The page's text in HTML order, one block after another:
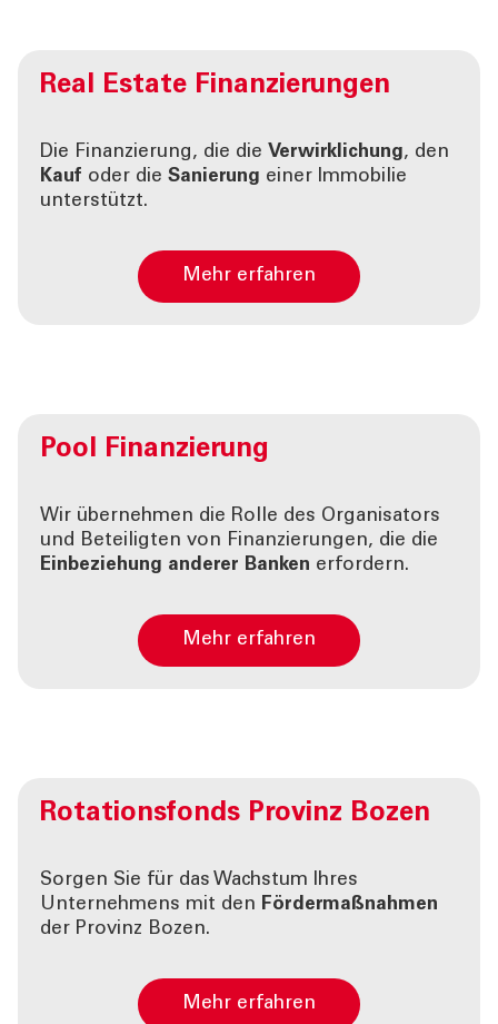
Real Estate Finanzierungen
Die Finanzierung, die die Verwirklichung, den
Kauf oder die Sanierung einer Immobilie
unterstützt.
Mehr erfahren
Pool Finanzierung
Wir übernehmen die Rolle des Organisators
und Beteiligten von Finanzierungen, die die
Einbeziehung anderer Banken erfordern.
Mehr erfahren
Rotationsfonds Provinz Bozen
Sorgen Sie für das Wachstum Ihres
Unternehmens mit den Fördermaßnahmen
der Provinz Bozen.
Mehr erfahren